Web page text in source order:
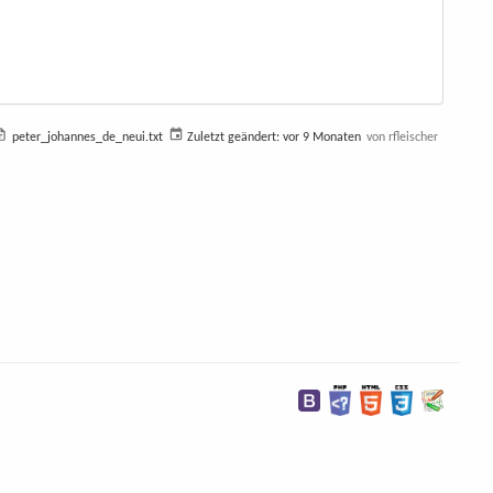
peter_johannes_de_neui.txt Zuletzt geändert: vor 9 Monaten von rfleischer